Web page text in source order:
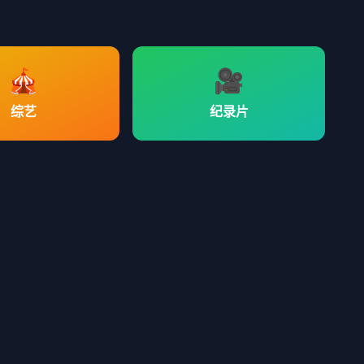
🎪
综艺
🎥
纪录片